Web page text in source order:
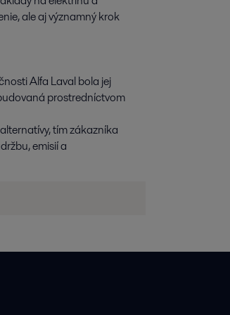
ale aj významný krok
Alfa Laval bola jej
prostredníctvom
tím zákazníka
emisií a